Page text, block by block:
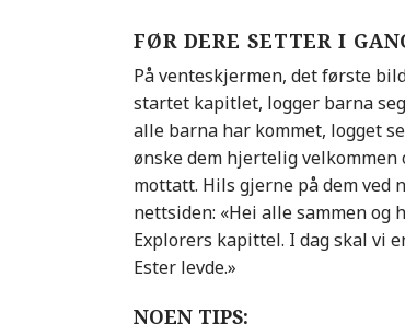
FØR DERE SETTER I
På venteskjermen, det første
startet kapitlet, logger barna
alle barna har kommet, logget
ønske dem hjertelig velkommen
mottatt. Hils gjerne på dem ved
nettsiden: «Hei alle sammen
Explorers kapittel. I dag skal vi
Ester levde.»
NOEN TIPS: